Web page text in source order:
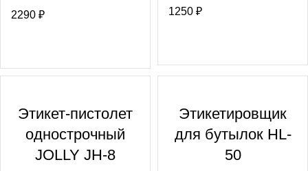
2290 ₽ 1250 ₽
Этикет-пистолет
однострочный
JOLLY JH-8
Этикетировщик
для бутылок HL-
50